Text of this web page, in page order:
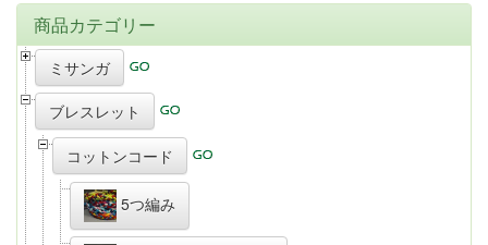
商品カテゴリー
ミサンガ
ブレスレット
コットンコード
5つ編み